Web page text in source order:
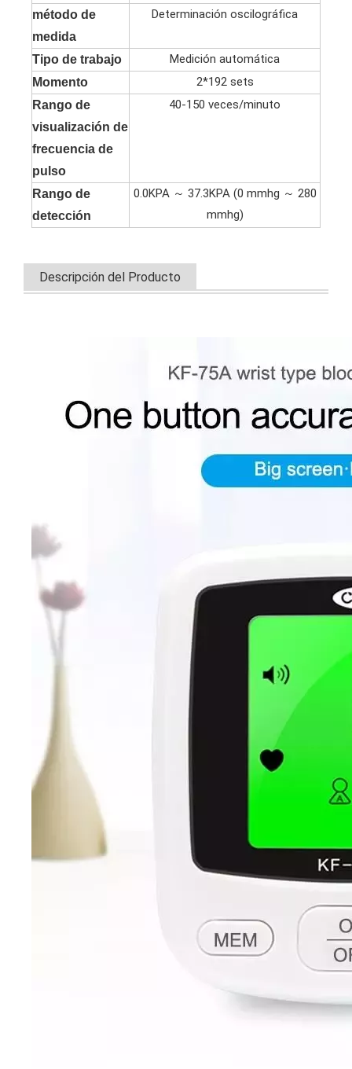
método de
medida
Determinación oscilográfica
Tipo de trabajo Medición automática
Momento 2*192 sets
Rango de
visualización de
frecuencia de
pulso
40-150 veces/minuto
Rango de
detección
0.0KPA ～ 37.3KPA (0 mmhg ～ 280
mmhg)
Descripción del Producto